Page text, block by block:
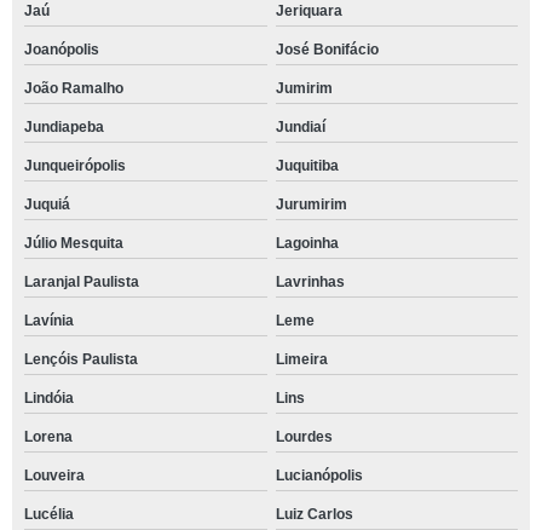
Jaú Jeriquara
Joanópolis José Bonifácio
João Ramalho Jumirim
Jundiapeba Jundiaí
Junqueirópolis Juquitiba
Juquiá Jurumirim
Júlio Mesquita Lagoinha
Laranjal Paulista Lavrinhas
Lavínia Leme
Lençóis Paulista Limeira
Lindóia Lins
Lorena Lourdes
Louveira Lucianópolis
Lucélia Luiz Carlos